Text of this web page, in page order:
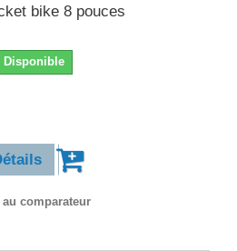
bike 8 pouces
Disponible
comparateur